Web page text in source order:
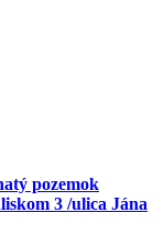
pozemok
3 /ulica Jána